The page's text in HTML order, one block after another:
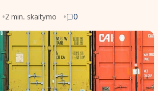
2 min. skaitymo 0